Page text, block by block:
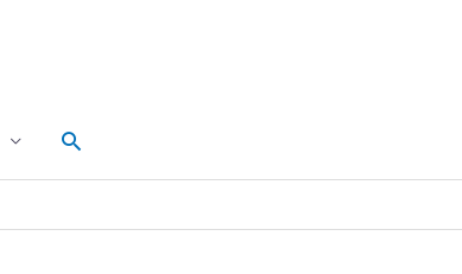
Rechercher